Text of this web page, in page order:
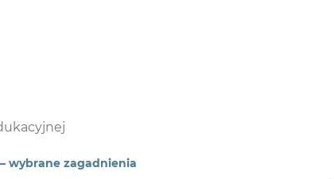
wybrane zagadnienia